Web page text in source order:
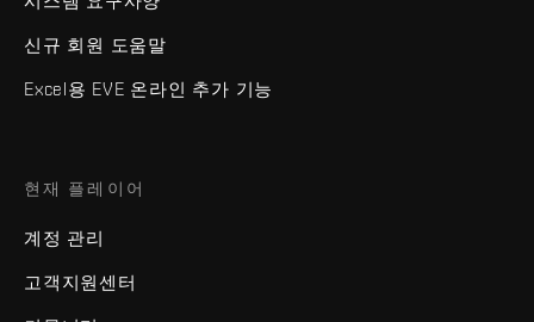
신규 회원 도움말
Excel용 EVE 온라인 추가 기능
현재 플레이어
계정 관리
고객지원센터